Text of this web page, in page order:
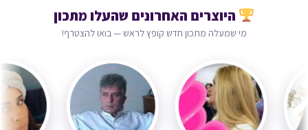
היוצרים האחרונים שהעלו מתכון
מי שמעלה מתכון חדש קופץ לראש — בואו להצטרף!